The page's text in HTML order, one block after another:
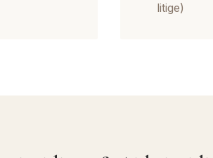
litige)